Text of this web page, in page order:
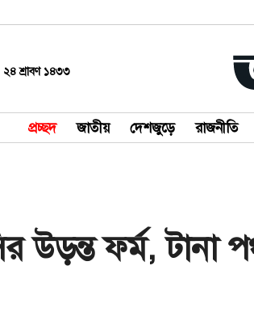
শ্রাবণ ১৪৩৩
প্রচ্ছদ জাতীয় দেশজুড়ে রাজনীতি
উড়ন্ত ফর্ম,